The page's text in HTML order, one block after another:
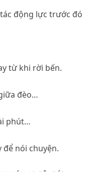
động lực trước đó
từ khi rời bến.
đèo…
phút…
để nói chuyện.